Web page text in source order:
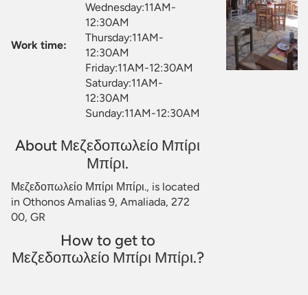
Work time:
Wednesday:11AM-
12:30AM
Thursday:11AM-
12:30AM
Friday:11AM-12:30AM
Saturday:11AM-
12:30AM
Sunday:11AM-12:30AM
About Μεζεδοπωλείο Μπίρι
Μπίρι.
Μεζεδοπωλείο Μπίρι Μπίρι., is located
in Othonos Amalias 9, Amaliada, 272
00, GR
How to get to
Μεζεδοπωλείο Μπίρι Μπίρι.?